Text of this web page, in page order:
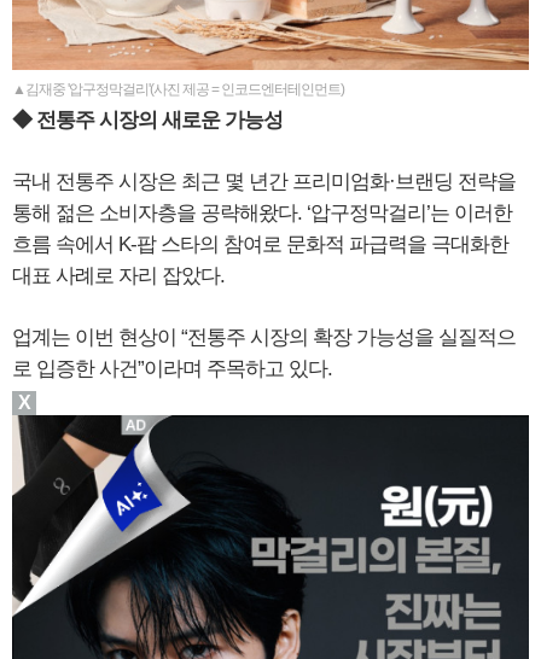
▲김재중 '압구정막걸리'(사진 제공 = 인코드엔터테인먼트)
◆ 전통주 시장의 새로운 가능성
국내 전통주 시장은 최근 몇 년간 프리미엄화·브랜딩 전략을
통해 젊은 소비자층을 공략해왔다. ‘압구정막걸리’는 이러한
흐름 속에서 K-팝 스타의 참여로 문화적 파급력을 극대화한
대표 사례로 자리 잡았다.
업계는 이번 현상이 “전통주 시장의 확장 가능성을 실질적으
로 입증한 사건”이라며 주목하고 있다.
X